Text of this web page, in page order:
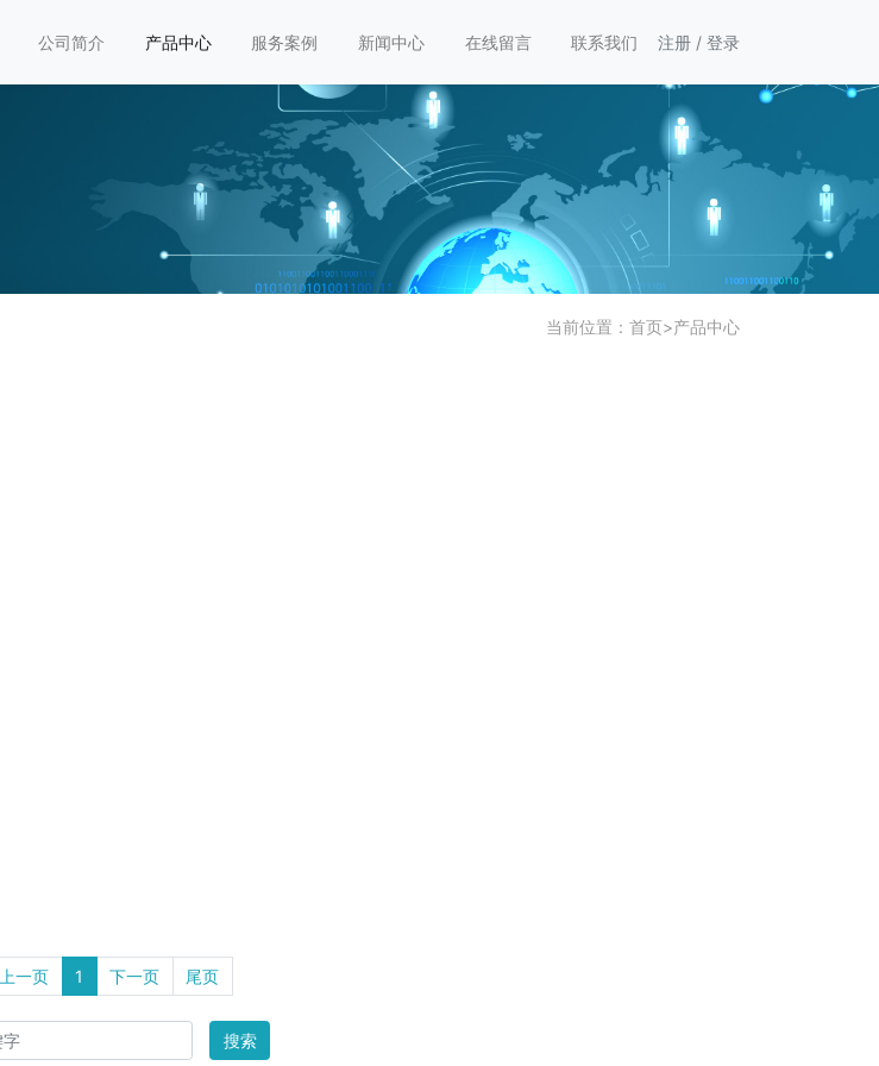
公司简介 产品中心 服务案例 新闻中心 在线留言 联系我们 注册 / 登录
当前位置： 首页>产品中心
上一页 1 下一页 尾页
搜索